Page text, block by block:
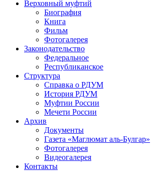
Верховный муфтий
Биография
Книга
Фильм
Фотогалерея
Законодательство
Федеральное
Республиканское
Структура
Справка о РДУМ
История РДУМ
Муфтии России
Мечети России
Архив
Документы
Газета «Маглюмат аль-Булгар»
Фотогалерея
Видеогалерея
Контакты